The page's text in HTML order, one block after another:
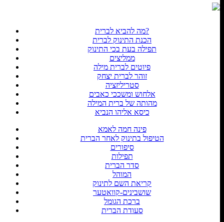
מה להביא לברית?
הכנת התינוק לברית
תפילה בעת בכי התינוק
ממליצים
פיוטים לברית מילה
זוהר לברית יצחק
סטריליזציה
אלחוש ומשככי כאבים
מהותה של ברית המילה
כיסא אליהו הנביא
פינה חמה לאמא
הטיפול בתינוק לאחר הברית
סיפורים
תפילות
סדר הברית
המוהל
קריאת השם לתינוק
שושבינים-קוואטער
ברכת הגומל
סעודת הברית